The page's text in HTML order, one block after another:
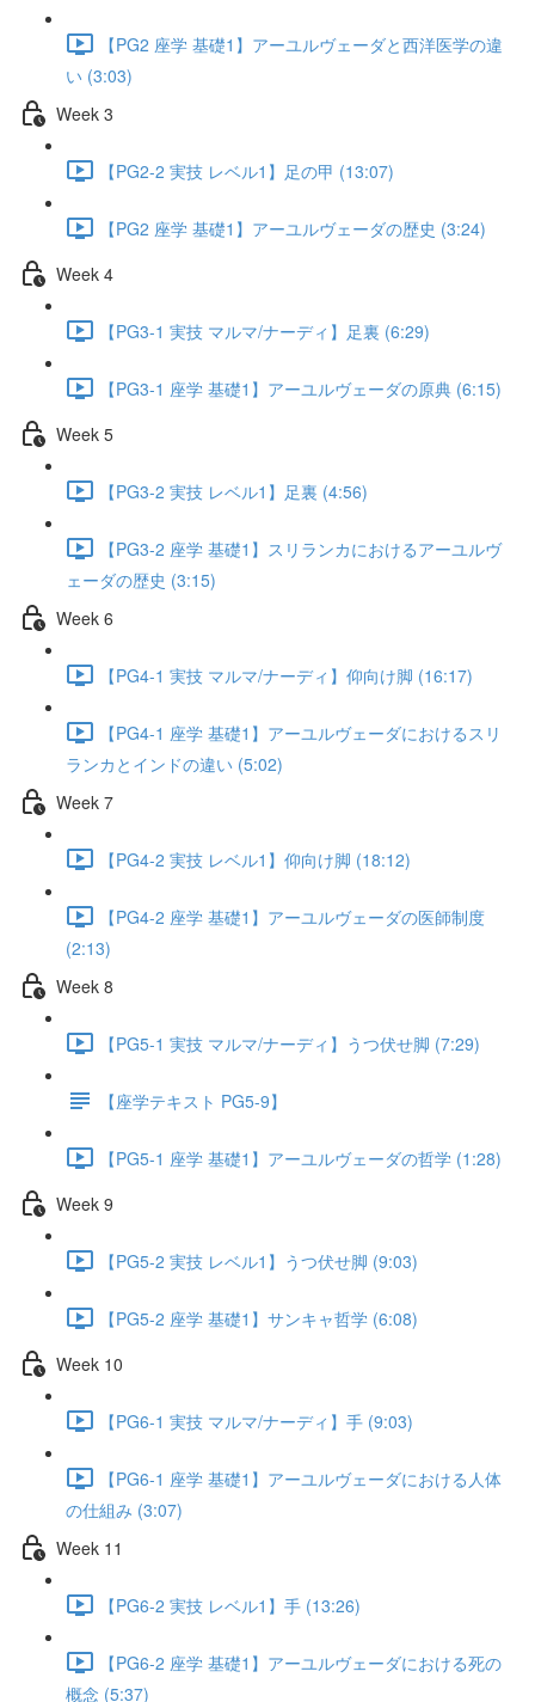
【PG2 座学 基礎1】アーユルヴェーダと西洋医学の違
い (3:03)
Week 3
【PG2-2 実技 レベル1】足の甲 (13:07)
【PG2 座学 基礎1】アーユルヴェーダの歴史 (3:24)
Week 4
【PG3-1 実技 マルマ/ナーディ】足裏 (6:29)
【PG3-1 座学 基礎1】アーユルヴェーダの原典 (6:15)
Week 5
【PG3-2 実技 レベル1】足裏 (4:56)
【PG3-2 座学 基礎1】スリランカにおけるアーユルヴ
ェーダの歴史 (3:15)
Week 6
【PG4-1 実技 マルマ/ナーディ】仰向け脚 (16:17)
【PG4-1 座学 基礎1】アーユルヴェーダにおけるスリ
ランカとインドの違い (5:02)
Week 7
【PG4-2 実技 レベル1】仰向け脚 (18:12)
【PG4-2 座学 基礎1】アーユルヴェーダの医師制度
(2:13)
Week 8
【PG5-1 実技 マルマ/ナーディ】うつ伏せ脚 (7:29)
【座学テキスト PG5-9】
【PG5-1 座学 基礎1】アーユルヴェーダの哲学 (1:28)
Week 9
【PG5-2 実技 レベル1】うつ伏せ脚 (9:03)
【PG5-2 座学 基礎1】サンキャ哲学 (6:08)
Week 10
【PG6-1 実技 マルマ/ナーディ】手 (9:03)
【PG6-1 座学 基礎1】アーユルヴェーダにおける人体
の仕組み (3:07)
Week 11
【PG6-2 実技 レベル1】手 (13:26)
【PG6-2 座学 基礎1】アーユルヴェーダにおける死の
概念 (5:37)